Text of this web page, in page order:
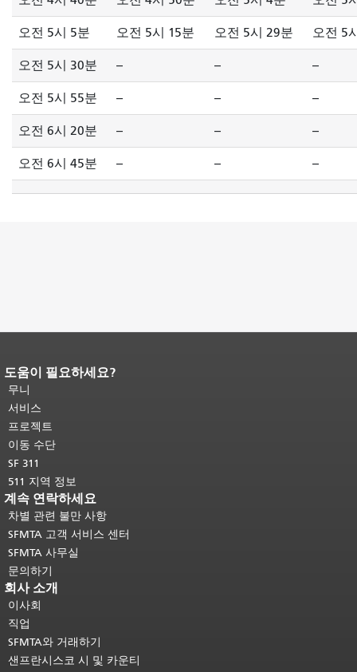
오전 5시 5분 오전 5시 15분 오전 5시 29분 오전 5
오전 5시 30분 -- -- --
오전 5시 55분 -- -- --
오전 6시 20분 -- -- --
오전 6시 45분 -- -- --
페이지 내용 끝입니다.이 페이지의 나
머지 내용은 모든 페이지에 반복됩니
다.메인 콘텐츠 상단으로 돌아가려면
여기를 클릭하십시오
도움이 필요하세요?
무니
서비스
프로젝트
이동 수단
SF 311
511 지역 정보
계속 연락하세요
차별 관련 불만 사항
SFMTA 고객 서비스 센터
SFMTA 사무실
문의하기
회사 소개
이사회
직업
SFMTA와 거래하기
샌프란시스코 시 및 카운티